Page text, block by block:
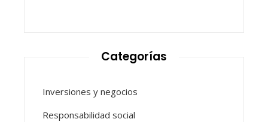
Categorías
Inversiones y negocios
Responsabilidad social